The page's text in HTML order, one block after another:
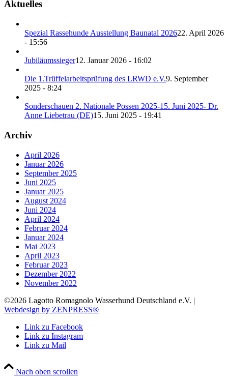
Aktuelles
Spezial Rassehunde Ausstellung Baunatal 202622. April 2026
- 15:56
Jubiläumssieger12. Januar 2026 - 16:02
Die 1.Trüffelarbeitsprüfung des LRWD e.V.9. September
2025 - 8:24
Sonderschauen 2. Nationale Possen 2025-15. Juni 2025- Dr.
Anne Liebetrau (DE)15. Juni 2025 - 19:41
Archiv
April 2026
Januar 2026
September 2025
Juni 2025
Januar 2025
August 2024
Juni 2024
April 2024
Februar 2024
Januar 2024
Mai 2023
April 2023
Februar 2023
Dezember 2022
November 2022
©2026 Lagotto Romagnolo Wasserhund Deutschland e.V. |
Webdesign by ZENPRESS®
Link zu Facebook
Link zu Instagram
Link zu Mail
Nach oben scrollen